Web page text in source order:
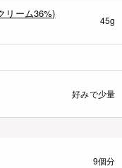
リーム36%)
45g
好みで少量
9個分